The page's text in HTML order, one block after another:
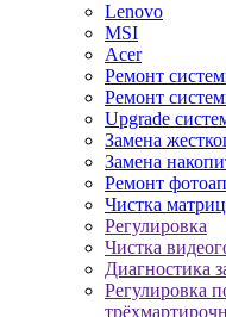
Lenovo
MSI
Acer
Ремонт
Ремонт
Upgrade
Замена
Замена
Ремонт
Чистка
Регулировка
Чистка
Диагностика
Регулировка